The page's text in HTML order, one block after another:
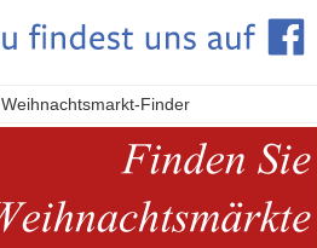
Weihnachtsmarkt-Finder